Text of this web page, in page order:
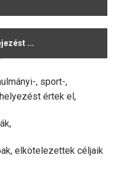
, sport-,
értek el,
elkötelezettek céljaik